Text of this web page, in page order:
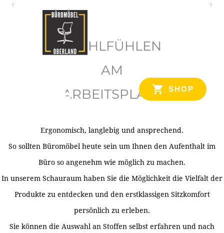
SHOP
WOHLFÜHLEN
AM
ARBEITSPLATZ
Ergonomisch, langlebig und ansprechend.
So sollten Büromöbel heute sein um Ihnen den Aufenthalt im
Büro so angenehm wie möglich zu machen.
In unserem Schauraum haben Sie die Möglichkeit die Vielfalt der
Produkte zu entdecken und den erstklassigen Sitzkomfort
persönlich zu erleben.
Sie können die Auswahl an Stoffen selbst erfahren und nach